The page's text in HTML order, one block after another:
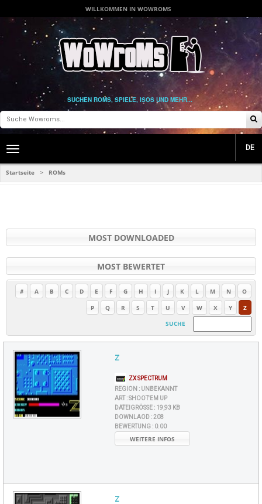
WILLKOMMEN IN WOWROMS
SUCHEN ROMS, SPIELE, ISOS UND MEHR...
Toggle
navigation
DE
Startseite > ROMs
MOST DOWNLOADED
MOST BEWERTET
# A B C D E F G H I J K L M N
O
P
Q R S T U V W X Y
Z
SUCHE
Z
ZX SPECTRUM
REGION : UNBEKANNT
ART :SHOOT'EM UP
DATEIGRÖSSE : 19,93 KB
DOWNLAOD :208
BEWERTUNG : 0.00
WEITERE INFOS
Z